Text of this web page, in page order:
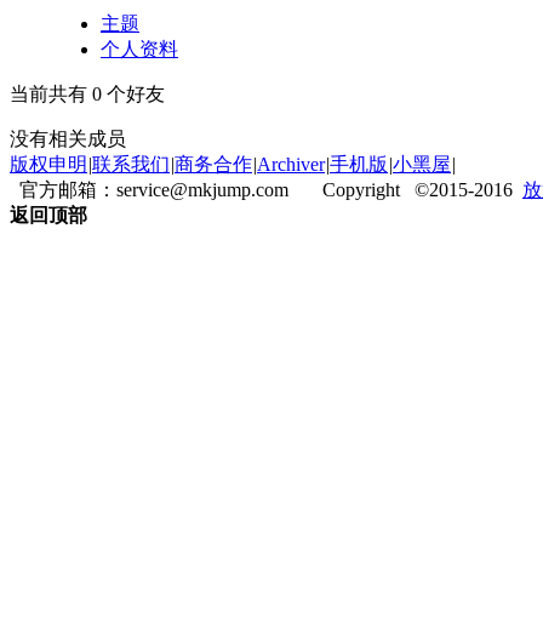
主题
个人资料
当前共有 0 个好友
没有相关成员
版权申明 |联系我们|商务合作|Archiver|手机版 |小黑屋|
官方邮箱：service@mkjump.com Copyright ©2015-2016
返回顶部